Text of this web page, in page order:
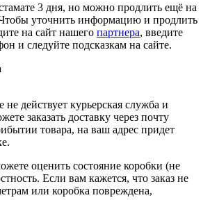
3 дня, но можно продлить ещё на
уточнить информацию и продлить
на сайт нашего партнера, введите
и следуйте подсказкам на сайте.
действует курьерская служба и
заказать доставку через почту
товара, на ваш адрес придет
оценить состояние коробки (не
Если вам кажется, что заказ не
или коробка повреждена,